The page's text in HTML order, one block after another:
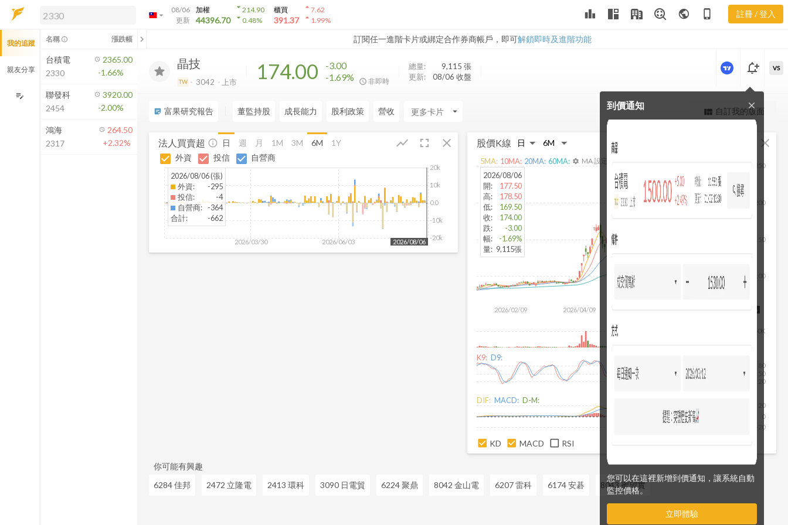
arrow_drop_down
08/06
更新
加權
44396.70
arrow_drop_down214.90
arrow_drop_down0.48%
櫃買
391.37
arrow_drop_up7.62
arrow_drop_up1.99% leaderboard public phone_iphone 註冊 / 登入
訂閱任一進階卡片或綁定合作券商帳戶，即可解鎖即時及進階功能
解鎖即時行情及進階功能
方案」，即可解鎖以下功能：
即時行情
即時市況與排行
成交金額熱力圖
前往方案訂閱
如何綁定合作券商
賣超
晶技
TW 3042 上市 174.00
-3.00
-1.69%
非即時
總量: 9,115 張
更新:
08/06 收盤
更強大的進階價量圖表
notification_add
到價通知
您可以在這裡新增到價通知，讓系統自動
監控價格。
立即體驗
close
VS
sticky_note_2 富果研究報告 董監持股 成長能力 股利政策 營收 arrow_drop_down view_quilt 自訂我的版面
法人買賣超 fullscreen close
show_chart
info_outline 日 週 月 1M 3M 6M
1Y
外資
投信 自營商
2026/08/06 (張)
外資:
-295
投信:
-4
自營商:
-364
合計: -662
2026/03/30 2026/06/03
-20k
-10k
0.0
10k
20k
2026/08/06
股價K線 close
2026/02/09 2026/04/09
100
150
200
250
2026/08/06
50K
2026/08/06
開:
177.50
高:
178.50
低:
169.50
收:
174.00
跌:
-3.00
幅:
-1.69%
量: 9,115張
5MA: 10MA: 20MA: 60MA: settings MA 設定
K9: D9:
20
50
80
DIF: MACD: D-M:
-20
0
20
KD MACD RSI
你可能有興趣
6284 佳邦
2472 立隆電 2413 環科 3090 日電貿 6224 聚鼎 8042 金山電 6207 雷科 6174 安碁 8043 蜜望實
我的追蹤
親友分享
edit_note
名稱 info_outline 漲跌幅 chevron_left
台積電
2330
2365.00
-1.66%
聯發科
2454
3920.00
-2.00%
鴻海
2317
264.50
+2.32%